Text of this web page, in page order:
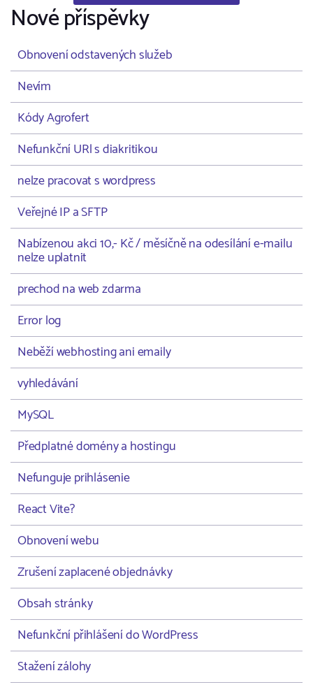
Nové příspěvky
Obnovení odstavených služeb
Nevím
Kódy Agrofert
Nefunkční URl s diakritikou
nelze pracovat s wordpress
Veřejné IP a SFTP
Nabízenou akci 10,- Kč / měsíčně na odesílání e-mailu
nelze uplatnit
prechod na web zdarma
Error log
Neběží webhosting ani emaily
vyhledávání
MySQL
Předplatné domény a hostingu
Nefunguje prihlásenie
React Vite?
Obnovení webu
Zrušení zaplacené objednávky
Obsah stránky
Nefunkční přihlášení do WordPress
Stažení zálohy